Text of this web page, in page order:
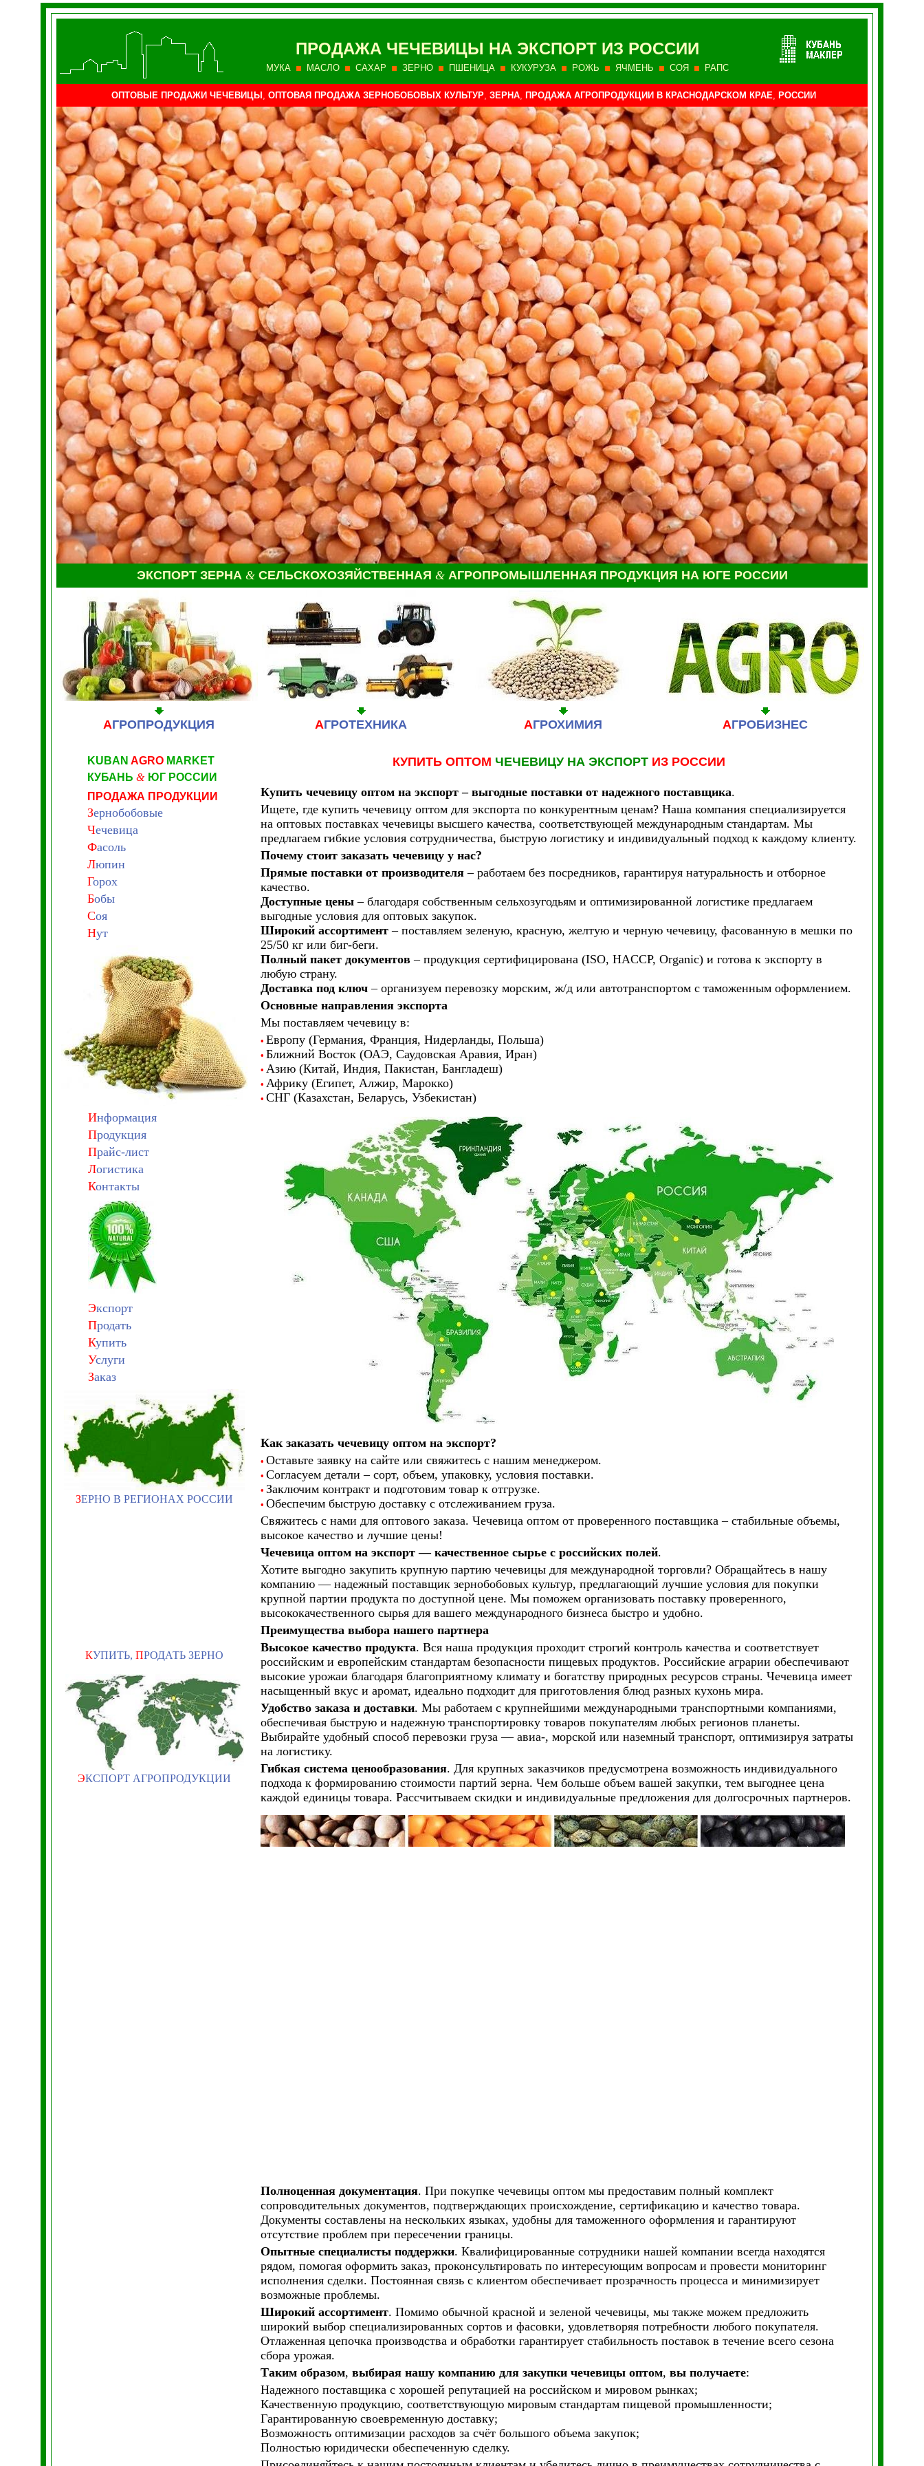
ПРОДАЖА ЧЕЧЕВИЦЫ НА ЭКСПОРТ ИЗ РОССИИ
МУКА МАСЛО САХАР ЗЕРНО ПШЕНИЦА КУКУРУЗА РОЖЬ ЯЧМЕНЬ СОЯ РАПС
ОПТОВЫЕ ПРОДАЖИ ЧЕЧЕВИЦЫ , ОПТОВАЯ ПРОДАЖА ЗЕРНОБОБОВЫХ КУЛЬТУР, ЗЕРНА, ПРОДАЖА АГРОПРОДУКЦИИ В КРАСНОДАРСКОМ КРАЕ, РОССИИ
ЭКСПОРТ ЗЕРНА & СЕЛЬСКОХОЗЯЙСТВЕННАЯ & АГРОПРОМЫШЛЕННАЯ ПРОДУКЦИЯ НА ЮГЕ РОССИИ
АГРОПРОДУКЦИЯ АГРОТЕХНИКА АГРОХИМИЯ АГРОБИЗНЕС
KUBAN AGRO MARKET
КУБАНЬ & ЮГ РОССИИ
ПРОДАЖА ПРОДУКЦИИ
Зернобобовые
Чечевица
Фасоль
Люпин
Горох
Бобы
Соя
Нут
Информация
Продукция
Прайс-лист
Логистика
Контакты
Экспорт
Продать
Купить
Услуги
Заказ
ЗЕРНО В РЕГИОНАХ РОССИИ
КУПИТЬ, ПРОДАТЬ ЗЕРНО
ЭКСПОРТ АГРОПРОДУКЦИИ
КУПИТЬОПТОМ ЧЕЧЕВИЦУ НА ЭКСПОРТ ИЗ РОССИИ
Купить чечевицу оптом на экспорт – выгодные поставки от надежного поставщика.
Ищете, где купить чечевицу оптом для экспорта по конкурентным ценам? Наша компания специализируется
на оптовых поставках чечевицы высшего качества, соответствующей международным стандартам. Мы
предлагаем гибкие условия сотрудничества, быструю логистику и индивидуальный подход к каждому клиенту.
Почему стоит заказать чечевицу у нас?
Прямые поставки от производителя – работаем без посредников, гарантируя натуральность и отборное
качество.
Доступные цены – благодаря собственным сельхозугодьям и оптимизированной логистике предлагаем
выгодные условия для оптовых закупок.
Широкий ассортимент – поставляем зеленую, красную, желтую и черную чечевицу, фасованную в мешки по
25/50 кг или биг-беги.
Полный пакет документов – продукция сертифицирована (ISO, HACCP, Organic) и готова к экспорту в
любую страну.
Доставка под ключ – организуем перевозку морским, ж/д или автотранспортом с таможенным оформлением.
Основные направления экспорта
Мы поставляем чечевицу в:
• Европу (Германия, Франция, Нидерланды, Польша)
• Ближний Восток (ОАЭ, Саудовская Аравия, Иран)
• Азию (Китай, Индия, Пакистан, Бангладеш)
• Африку (Египет, Алжир, Марокко)
• СНГ (Казахстан, Беларусь, Узбекистан)
Как заказать чечевицу оптом на экспорт?
• Оставьте заявку на сайте или свяжитесь с нашим менеджером.
• Согласуем детали – сорт, объем, упаковку, условия поставки.
• Заключим контракт и подготовим товар к отгрузке.
• Обеспечим быструю доставку с отслеживанием груза.
Свяжитесь с нами для оптового заказа. Чечевица оптом от проверенного поставщика – стабильные объемы,
высокое качество и лучшие цены!
Чечевица оптом на экспорт — качественное сырье с российских полей.
Хотите выгодно закупить крупную партию чечевицы для международной торговли? Обращайтесь в нашу
компанию — надежный поставщик зернобобовых культур, предлагающий лучшие условия для покупки
крупной партии продукта по доступной цене. Мы поможем организовать поставку проверенного,
высококачественного сырья для вашего международного бизнеса быстро и удобно.
Преимущества выбора нашего партнера
Высокое качество продукта. Вся наша продукция проходит строгий контроль качества и соответствует
российским и европейским стандартам безопасности пищевых продуктов. Российские аграрии обеспечивают
высокие урожаи благодаря благоприятному климату и богатству природных ресурсов страны. Чечевица имеет
насыщенный вкус и аромат, идеально подходит для приготовления блюд разных кухонь мира.
Удобство заказа и доставки. Мы работаем с крупнейшими международными транспортными компаниями,
обеспечивая быструю и надежную транспортировку товаров покупателям любых регионов планеты.
Выбирайте удобный способ перевозки груза — авиа-, морской или наземный транспорт, оптимизируя затраты
на логистику.
Гибкая система ценообразования. Для крупных заказчиков предусмотрена возможность индивидуального
подхода к формированию стоимости партий зерна. Чем больше объем вашей закупки, тем выгоднее цена
каждой единицы товара. Рассчитываем скидки и индивидуальные предложения для долгосрочных партнеров.
Полноценная документация. При покупке чечевицы оптом мы предоставим полный комплект
сопроводительных документов, подтверждающих происхождение, сертификацию и качество товара.
Документы составлены на нескольких языках, удобны для таможенного оформления и гарантируют
отсутствие проблем при пересечении границы.
Опытные специалисты поддержки. Квалифицированные сотрудники нашей компании всегда находятся
рядом, помогая оформить заказ, проконсультировать по интересующим вопросам и провести мониторинг
исполнения сделки. Постоянная связь с клиентом обеспечивает прозрачность процесса и минимизирует
возможные проблемы.
Широкий ассортимент. Помимо обычной красной и зеленой чечевицы, мы также можем предложить
широкий выбор специализированных сортов и фасовки, удовлетворяя потребности любого покупателя.
Отлаженная цепочка производства и обработки гарантирует стабильность поставок в течение всего сезона
сбора урожая.
Таким образом, выбирая нашу компанию для закупки чечевицы оптом, вы получаете:
Надежного поставщика с хорошей репутацией на российском и мировом рынках;
Качественную продукцию, соответствующую мировым стандартам пищевой промышленности;
Гарантированную своевременную доставку;
Возможность оптимизации расходов за счёт большого объема закупок;
Полностью юридически обеспеченную сделку.